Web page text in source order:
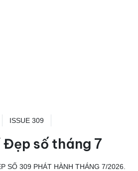
ISSUE 309
số tháng 7
SỐ 309 PHÁT HÀNH THÁNG 7/2026.